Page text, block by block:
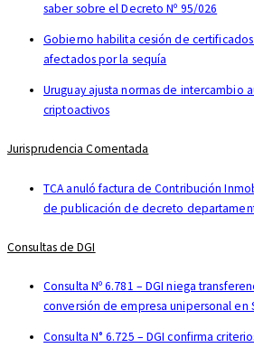
saber sobre el Decreto Nº 95/026
Gobierno habilita cesión de
afectados por la sequía
Uruguay ajusta normas de intercambio
criptoactivos
Jurisprudencia Comentada
TCA anuló factura de Contribución
de publicación de decreto
Consultas de DGI
Consulta Nº 6.781 – DGI niega
conversión de empresa unipersonal en
Consulta N° 6.725 – DGI confirma